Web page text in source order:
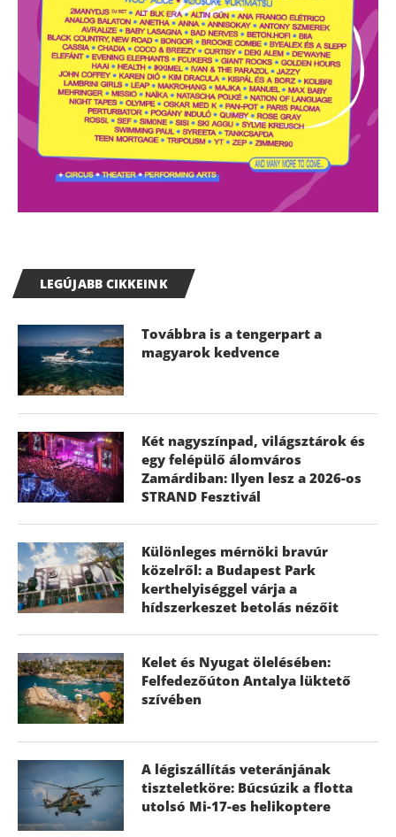
LEGÚJABB CIKKEINK
Továbbra is a tengerpart a
magyarok kedvence
Két nagyszínpad, világsztárok és
egy felépülő álomváros
Zamárdiban: Ilyen lesz a 2026-os
STRAND Fesztivál
Különleges mérnöki bravúr
közelről: a Budapest Park
kerthelyiséggel várja a
hídszerkeszet betolás nézőit
Kelet és Nyugat ölelésében:
Felfedezőúton Antalya lüktető
szívében
A légiszállítás veteránjának
tiszteletköre: Búcsúzik a flotta
utolsó Mi-17-es helikoptere